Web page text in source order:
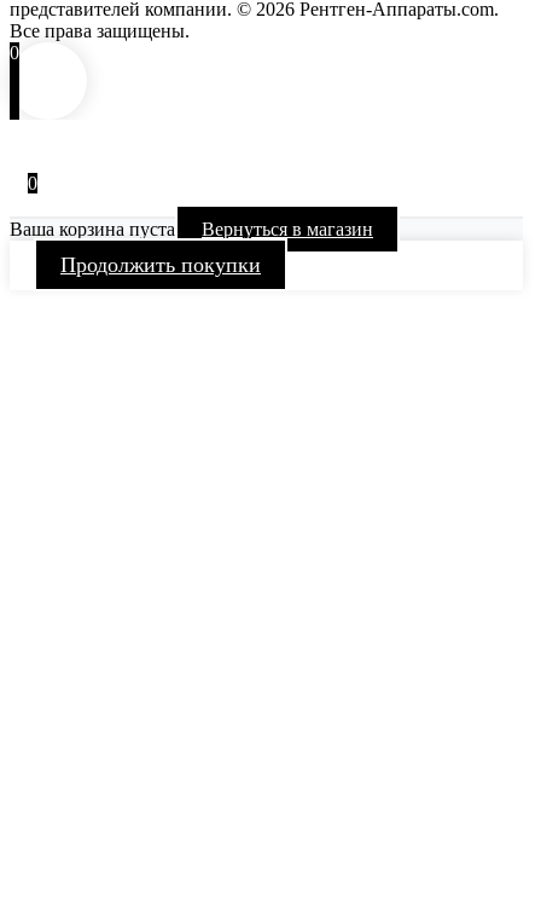
представителей компании. © 2026 Рентген-Аппараты.com.
Все права защищены.
0
0
Ваша корзина пуста Вернуться в магазин
Продолжить покупки